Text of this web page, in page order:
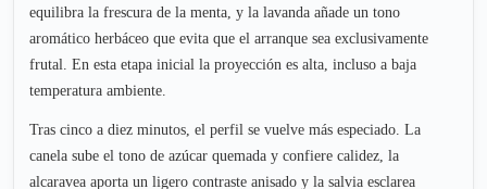
equilibra la frescura de la menta, y la lavanda añade un tono
aromático herbáceo que evita que el arranque sea exclusivamente
frutal. En esta etapa inicial la proyección es alta, incluso a baja
temperatura ambiente.
Tras cinco a diez minutos, el perfil se vuelve más especiado. La
canela sube el tono de azúcar quemada y confiere calidez, la
alcaravea aporta un ligero contraste anisado y la salvia esclarea